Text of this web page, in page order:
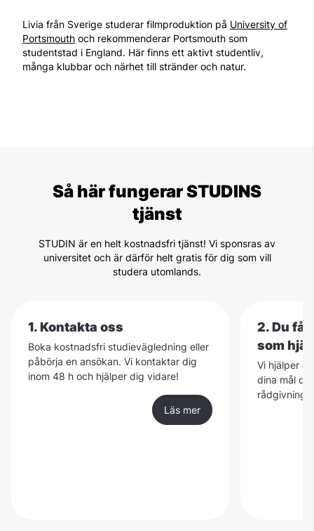
Livia från Sverige studerar filmproduktion på University of
Portsmouth och rekommenderar Portsmouth som
studentstad i England. Här finns ett aktivt studentliv,
många klubbar och närhet till stränder och natur.
Så här fungerar STUDINS
tjänst
STUDIN är en helt kostnadsfri tjänst! Vi sponsras av
universitet och är därför helt gratis för dig som vill
studera utomlands.
1. Kontakta oss
Boka kostnadsfri studievägledning eller
påbörja en ansökan. Vi kontaktar dig
inom 48 h och hjälper dig vidare!
Läs mer
2. Du
som
Vi hjälper
dina mål
rådgivning